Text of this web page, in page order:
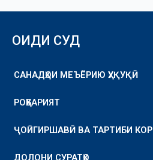
ОИДИ СУД
САНАДҲОИ МЕЪЁРИЮ ҲУҚУҚӢ
РОҲБАРИЯТ
ҶОЙГИРШАВӢ ВА ТАРТИБИ КОР